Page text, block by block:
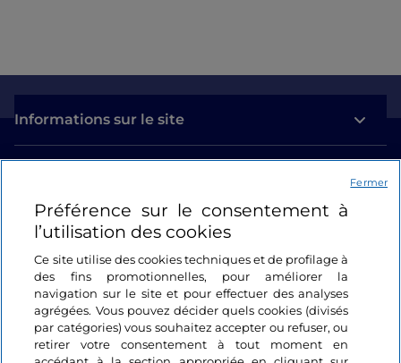
Informations sur le site
Se connecter
Suivez-nous
Préférence sur le consentement à
l’utilisation des cookies
Ce site utilise des cookies techniques et de profilage à
des fins promotionnelles, pour améliorer la
navigation sur le site et pour effectuer des analyses
agrégées. Vous pouvez décider quels cookies (divisés
par catégories) vous souhaitez accepter ou refuser, ou
retirer votre consentement à tout moment en
Fermer